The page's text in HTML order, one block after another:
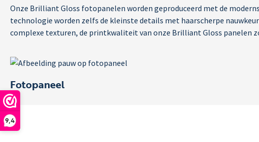
9,4
Onze Brilliant Gloss fotopanelen worden geproduceerd met de
technologie worden zelfs de kleinste details met haarscherpe
complexe texturen, de printkwaliteit van onze Brilliant Gloss panelen
Fotopaneel